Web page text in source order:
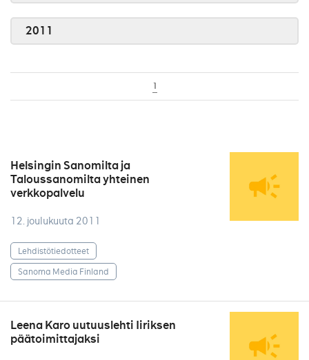
2011
1
Helsingin Sanomilta ja
Taloussanomilta yhteinen
verkkopalvelu
12. joulukuuta 2011
Lehdistötiedotteet
Sanoma Media Finland
Leena Karo uutuuslehti Iiriksen
päätoimittajaksi